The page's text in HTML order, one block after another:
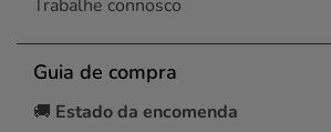
Trabalhe connosco
Guia de compra
🚚 Estado da encomenda